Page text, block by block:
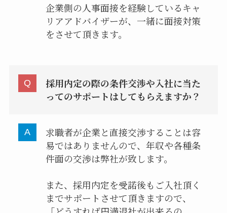
企業側の人事面接を経験しているキャ
リアアドバイザーが、一緒に面接対策
をさせて頂きます。
採用内定の際の条件交渉や入社に当た
ってのサポートはしてもらえますか？
求職者が企業と直接交渉することは容
易ではありませんので、年収や各種条
件面の交渉は弊社が致します。
また、採用内定を受諾後もご入社頂く
までサポートさせて頂きますので、